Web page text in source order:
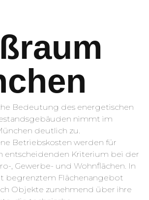
Bedeutung des energetischen
nimmt im
deutlich zu.
Betriebskosten werden für
entscheidenden Kriterium bei der
, Gewerbe- und Wohnflächen. In
begrenztem Flächenangebot
Objekte zunehmend über ihre